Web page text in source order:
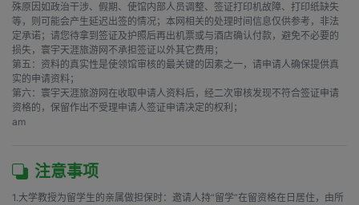
殊原因如政治干涉、假期、使馆内部人员调整、签证打印机故障、打印纸缺失
等，则可能会产生延迟出签的情况；本网相关的处理时间信息仅供参考，非法
定承诺；请您待拿到签证及护照后再出机票或与酒店确认付款，避免不必要的
损失，寰宇天涯旅游网不承担签证以外其它费用；
第五：资料的真实性是使领馆审核的最关键的因素之一，请申请人确保提供真
实的申请资料；
第六：寰宇天涯旅游网在收取申请人资料后，经二次审核发现不符合签证申请
资格的，保留作出不受理申请人签证申请决定的权利；
am
注意事项
1.大学教授为留学生的亲属做担保时：邀请人持“留学”在留资格在日居住，由所